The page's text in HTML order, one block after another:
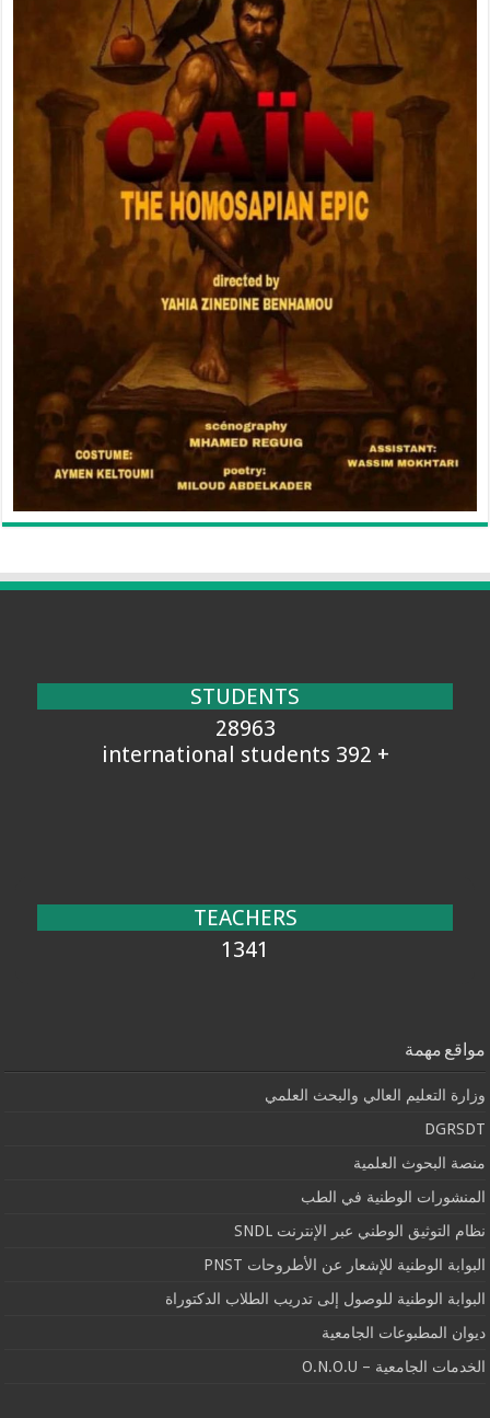
STUDENTS
28963
+ 392 international students
TEACHERS
1341
مواقع مهمة
وزارة التعليم العالي والبحث العلمي
DGRSDT
منصة البحوث العلمية
المنشورات الوطنية في الطب
نظام التوثيق الوطني عبر الإنترنت SNDL
البوابة الوطنية للإشعار عن الأطروحات PNST
البوابة الوطنية للوصول إلى تدريب الطلاب الدكتوراة
ديوان المطبوعات الجامعية
الخدمات الجامعية – O.N.O.U